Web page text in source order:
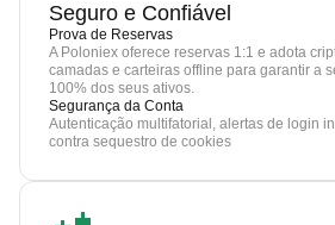
Seguro e Confiável
Prova de Reservas
A Poloniex oferece reservas 1:1 e adota
camadas e carteiras offline para garantir a
100% dos seus ativos.
Segurança da Conta
Autenticação multifatorial, alertas de login
contra sequestro de cookies